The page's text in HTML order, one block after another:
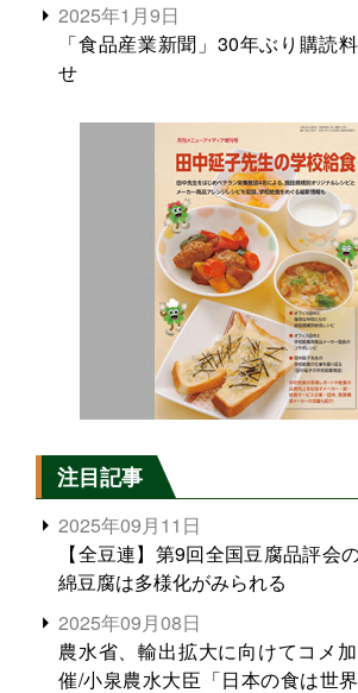
2025年1月9日
「食品産業新聞」30年ぶり購読
せ
注目記事
2025年09月11日
【全豆連】第9回全国豆腐品評会
綿豆腐は多様化がみられる
2025年09月08日
農水省、輸出拡大に向けてコメ
催/小泉農水大臣「日本の食は世